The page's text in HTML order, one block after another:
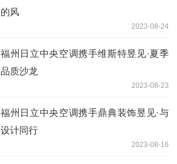
的风
2023-08-24
福州日立中央空调携手维斯特昱见·夏季
品质沙龙
2023-08-23
福州日立中央空调携手鼎典装饰昱见·与
设计同行
2023-08-16